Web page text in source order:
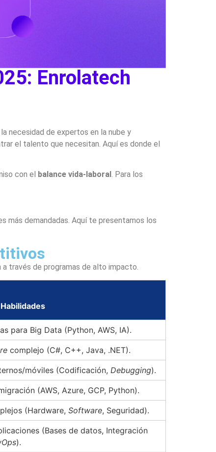
Enrolatech
necesidad de expertos en la nube y
el talento que necesitan. Aquí es donde el
con el balance vida-laboral. Para los
más demandadas. Aquí te presentamos los
través de programas de alto impacto.
para Big Data (Python, AWS, IA).
complejo (C#, C++, Java, .NET).
móviles (Codificación, Debugging).
(AWS, Azure, GCP, Python).
(Hardware, Software, Seguridad).
(Bases de datos, Integración
).